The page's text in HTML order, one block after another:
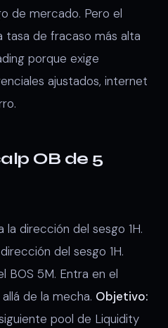
de mercado. Pero el
tasa de fracaso más alta
porque exige
ajustados, internet
OB de 5
la dirección del sesgo 1H.
del sesgo 1H.
BOS 5M. Entra en el
de la mecha. Objetivo:
pool de Liquidity